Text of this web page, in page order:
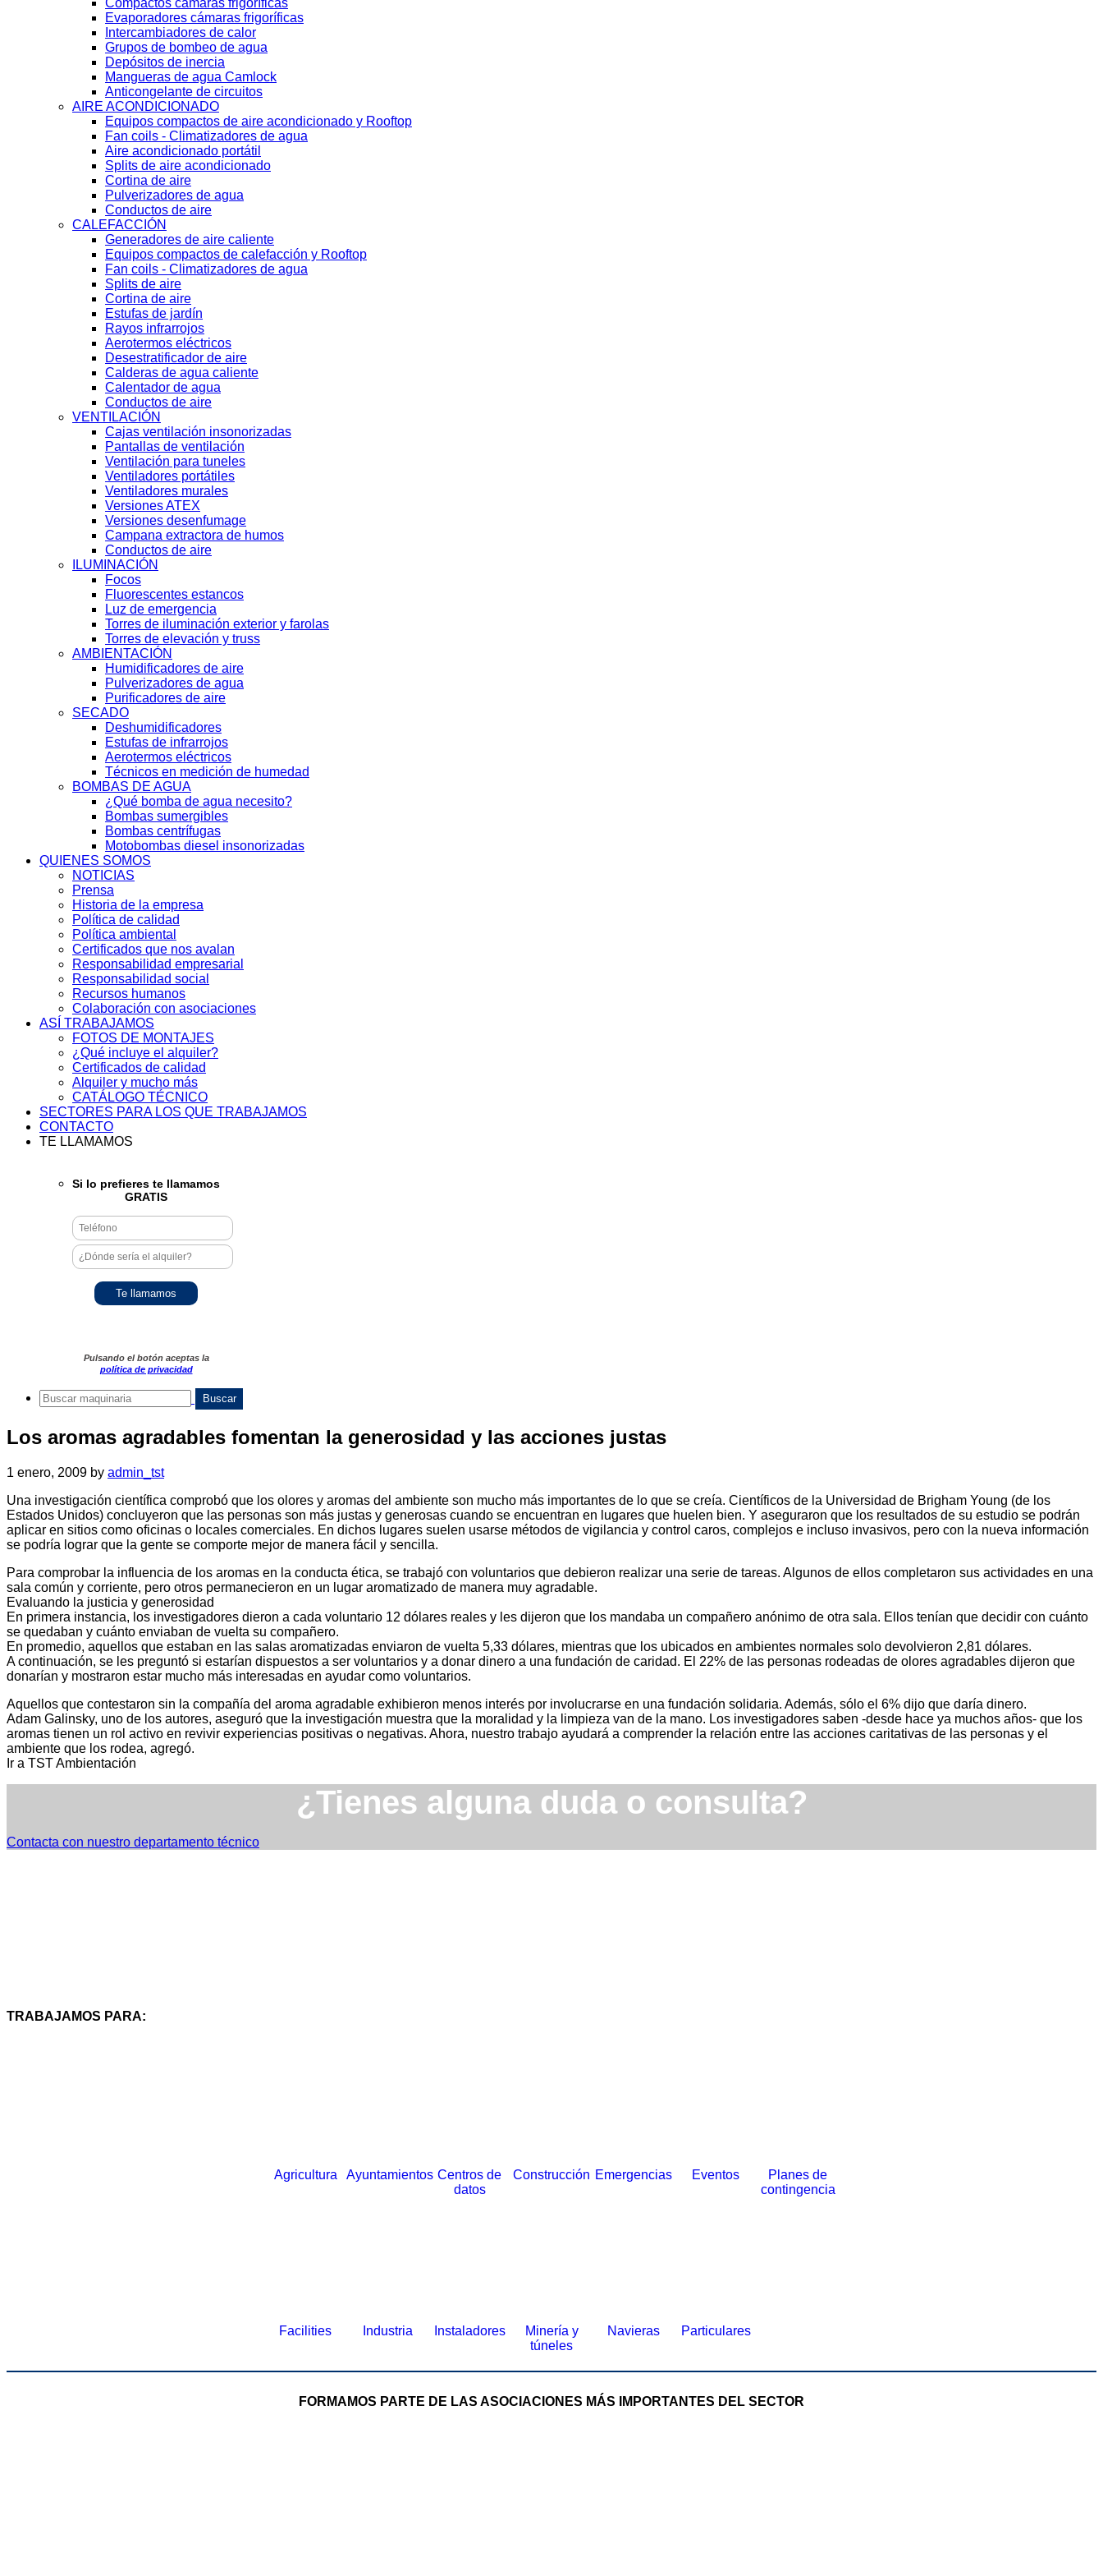
Compactos cámaras frigoríficas
Evaporadores cámaras frigoríficas
Intercambiadores de calor
Grupos de bombeo de agua
Depósitos de inercia
Mangueras de agua Camlock
Anticongelante de circuitos
AIRE ACONDICIONADO
Equipos compactos de aire acondicionado y Rooftop
Fan coils - Climatizadores de agua
Aire acondicionado portátil
Splits de aire acondicionado
Cortina de aire
Pulverizadores de agua
Conductos de aire
CALEFACCIÓN
Generadores de aire caliente
Equipos compactos de calefacción y Rooftop
Fan coils - Climatizadores de agua
Splits de aire
Cortina de aire
Estufas de jardín
Rayos infrarrojos
Aerotermos eléctricos
Desestratificador de aire
Calderas de agua caliente
Calentador de agua
Conductos de aire
VENTILACIÓN
Cajas ventilación insonorizadas
Pantallas de ventilación
Ventilación para tuneles
Ventiladores portátiles
Ventiladores murales
Versiones ATEX
Versiones desenfumage
Campana extractora de humos
Conductos de aire
ILUMINACIÓN
Focos
Fluorescentes estancos
Luz de emergencia
Torres de iluminación exterior y farolas
Torres de elevación y truss
AMBIENTACIÓN
Humidificadores de aire
Pulverizadores de agua
Purificadores de aire
SECADO
Deshumidificadores
Estufas de infrarrojos
Aerotermos eléctricos
Técnicos en medición de humedad
BOMBAS DE AGUA
¿Qué bomba de agua necesito?
Bombas sumergibles
Bombas centrífugas
Motobombas diesel insonorizadas
QUIENES SOMOS
NOTICIAS
Prensa
Historia de la empresa
Política de calidad
Política ambiental
Certificados que nos avalan
Responsabilidad empresarial
Responsabilidad social
Recursos humanos
Colaboración con asociaciones
ASÍ TRABAJAMOS
FOTOS DE MONTAJES
¿Qué incluye el alquiler?
Certificados de calidad
Alquiler y mucho más
CATÁLOGO TÉCNICO
SECTORES PARA LOS QUE TRABAJAMOS
CONTACTO
TE LLAMAMOS
Si lo prefieres te llamamos
GRATIS
Pulsando el botón aceptas la
política de privacidad
Los aromas agradables fomentan la generosidad y las acciones justas
1 enero, 2009 by admin_tst
Una investigación científica comprobó que los olores y aromas del ambiente son mucho más importantes de lo que se creía. Científicos de la Universidad de Brigham Young (de los
Estados Unidos) concluyeron que las personas son más justas y generosas cuando se encuentran en lugares que huelen bien. Y aseguraron que los resultados de su estudio se podrán
aplicar en sitios como oficinas o locales comerciales. En dichos lugares suelen usarse métodos de vigilancia y control caros, complejos e incluso invasivos, pero con la nueva información
se podría lograr que la gente se comporte mejor de manera fácil y sencilla.
Para comprobar la influencia de los aromas en la conducta ética, se trabajó con voluntarios que debieron realizar una serie de tareas. Algunos de ellos completaron sus actividades en una
sala común y corriente, pero otros permanecieron en un lugar aromatizado de manera muy agradable.
Evaluando la justicia y generosidad
En primera instancia, los investigadores dieron a cada voluntario 12 dólares reales y les dijeron que los mandaba un compañero anónimo de otra sala. Ellos tenían que decidir con cuánto
se quedaban y cuánto enviaban de vuelta su compañero.
En promedio, aquellos que estaban en las salas aromatizadas enviaron de vuelta 5,33 dólares, mientras que los ubicados en ambientes normales solo devolvieron 2,81 dólares.
A continuación, se les preguntó si estarían dispuestos a ser voluntarios y a donar dinero a una fundación de caridad. El 22% de las personas rodeadas de olores agradables dijeron que
donarían y mostraron estar mucho más interesadas en ayudar como voluntarios.
Aquellos que contestaron sin la compañía del aroma agradable exhibieron menos interés por involucrarse en una fundación solidaria. Además, sólo el 6% dijo que daría dinero.
Adam Galinsky, uno de los autores, aseguró que la investigación muestra que la moralidad y la limpieza van de la mano. Los investigadores saben -desde hace ya muchos años- que los
aromas tienen un rol activo en revivir experiencias positivas o negativas. Ahora, nuestro trabajo ayudará a comprender la relación entre las acciones caritativas de las personas y el
ambiente que los rodea, agregó.
Ir a TST Ambientación
¿Tienes alguna duda o consulta?
Contacta con nuestro departamento técnico
TRABAJAMOS PARA:
Agricultura Ayuntamientos Centros de
datos
Construcción Emergencias Eventos
Planes de
contingencia
Facilities Industria Instaladores
Minería y
túneles
Navieras Particulares
FORMAMOS PARTE DE LAS ASOCIACIONES MÁS IMPORTANTES DEL SECTOR